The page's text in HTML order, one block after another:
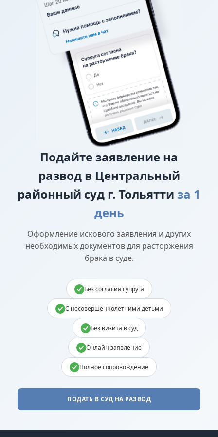
О взыскании алиментов
Если нет соглашения об
уплате алиментов, заверенного у нотариуса, то
требование о взыскании алиментов заявляется в
исковом заявлении о разводе.
О лишении или ограничении родительских
Подайте заявление на
развод в Центральный
районный суд г. Тольятти за 1
день
Оформление искового заявления и других
необходимых документов для расторжения
брака в суде.
Без согласия супруга
С несовершеннолетними детьми
Без визита в суд
Онлайн заявление
Полное сопровождение
ПОДАТЬ В СУД НА РАЗВОД